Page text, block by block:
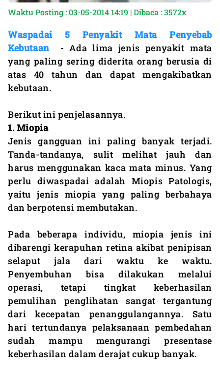
Waktu Posting : 03-05-2014 14:19 | Dibaca : 3572x
Waspadai 5 Penyakit Mata Penyebab
Kebutaan - Ada lima jenis penyakit mata
yang paling sering diderita orang berusia di
atas 40 tahun dan dapat mengakibatkan
kebutaan.
Berikut ini penjelasannya.
1. Miopia
Jenis gangguan ini paling banyak terjadi.
Tanda-tandanya, sulit melihat jauh dan
harus menggunakan kaca mata minus. Yang
perlu diwaspadai adalah Miopis Patologis,
yaitu jenis miopia yang paling berbahaya
dan berpotensi membutakan.
Pada beberapa individu, miopia jenis ini
dibarengi kerapuhan retina akibat penipisan
selaput jala dari waktu ke waktu.
Penyembuhan bisa dilakukan melalui
operasi, tetapi tingkat keberhasilan
pemulihan penglihatan sangat tergantung
dari kecepatan penanggulangannya. Satu
hari tertundanya pelaksanaan pembedahan
sudah mampu mengurangi presentase
keberhasilan dalam derajat cukup banyak.